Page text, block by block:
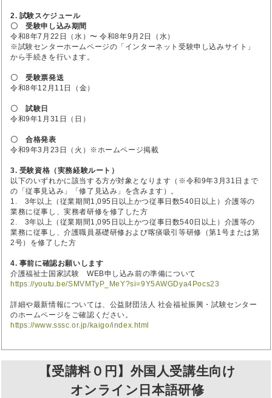
2. 試験スケジュール
〇 受験申し込み期間
令和8年7月22日（水）〜 令和8年9月2日（水）
※試験センターホームページの「インターネット受験申し込みサイト」
から手続きを行います。
〇 受験票発送
令和8年12月11日（金）
〇 試験日
令和9年1月31日（日）
〇 合格発表
令和9年3月23日（火）※ホームページ掲載
3. 受験資格（実務経験ルート）
以下のいずれかに該当する方が対象となります（※令和9年3月31日まで
の「従事見込み」「修了見込み」を含みます）。
1. 3年以上（従業期間1,095日以上かつ従事日数540日以上）介護等の
業務に従事し、実務者研修を修了した方
2. 3年以上（従業期間1,095日以上かつ従事日数540日以上）介護等の
業務に従事し、介護職員基礎研修および喀痰吸引等研修（第1号または第
2号）を修了した方
4. 事前に確認お願いします
介護福祉士国家試験 WEB申し込み前の準備について
https://youtu.be/SMVMTyP_MeY?si=9Y5AWGDya4Pocs23
詳細や最新情報については、公益財団法人 社会福祉振興・試験センター
のホームページをご確認ください。
https://www.sssc.or.jp/kaigo/index.html
【受講料０円】外国人受講生向け
オンライン日本語研修